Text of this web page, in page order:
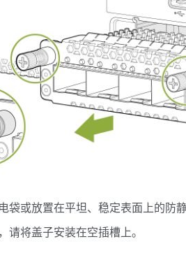
袋或放置在平坦、稳定表面上的防静
请将盖子安装在空插槽上。